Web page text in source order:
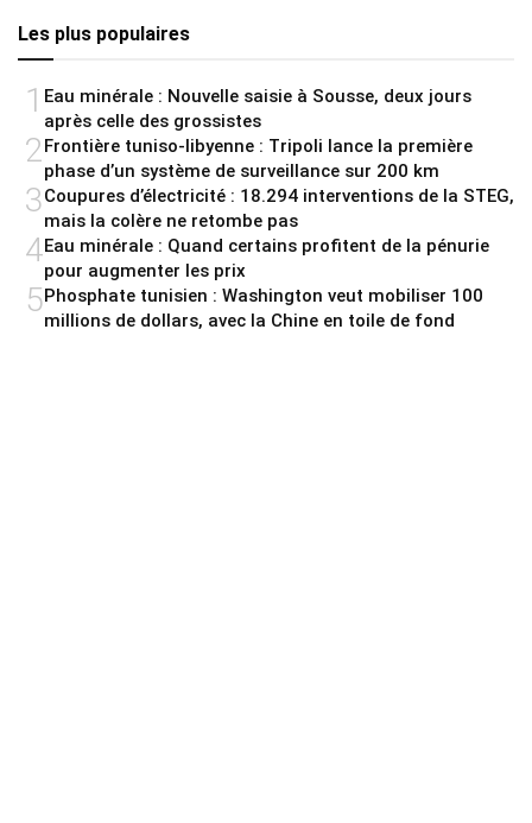
Les plus populaires
1 Eau minérale : Nouvelle saisie à Sousse, deux jours
après celle des grossistes
2Frontière tuniso-libyenne : Tripoli lance la première
phase d’un système de surveillance sur 200 km
3Coupures d’électricité : 18.294 interventions de la STEG,
mais la colère ne retombe pas
4Eau minérale : Quand certains profitent de la pénurie
pour augmenter les prix
5Phosphate tunisien : Washington veut mobiliser 100
millions de dollars, avec la Chine en toile de fond